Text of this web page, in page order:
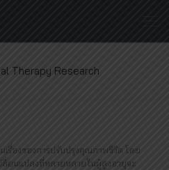
Therapy Research
เรื่องของการปรับปรุงคุณภาพชีวิต โดย
ลี่ยนแปลงที่หลายหลายในผู้สูงอายุจะ